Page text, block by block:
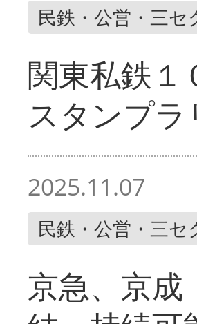
民鉄・公営・三セ
関東私鉄
スタンプ
2025.11.07
民鉄・公営・三セ
京急、京